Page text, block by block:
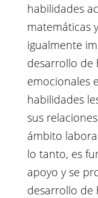
habilidades
matemáticas
igualmente
desarrollo de
emocionales
habilidades
sus
ámbito
lo tanto, es
apoyo y se
desarrollo de